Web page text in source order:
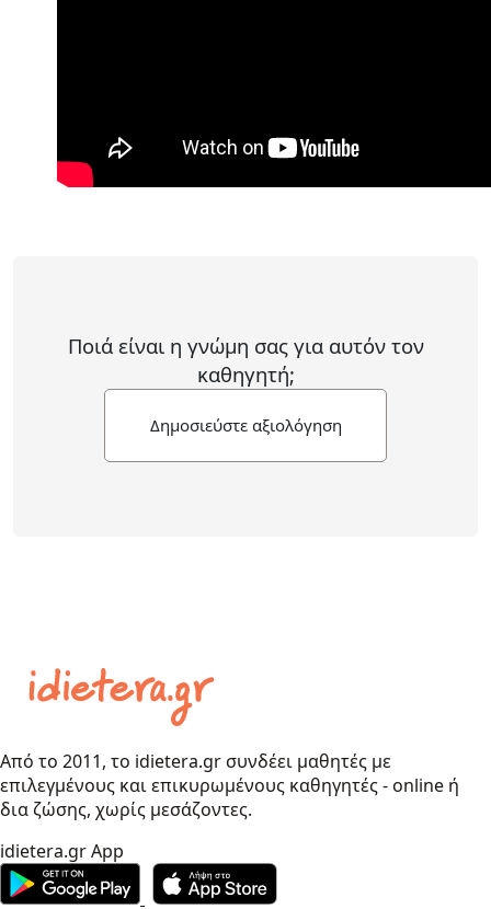
Ποιά είναι η γνώμη σας για αυτόν τον
καθηγητή;
Δημοσιεύστε αξιολόγηση
Από το 2011, το idietera.gr συνδέει μαθητές με
επιλεγμένους και επικυρωμένους καθηγητές - online ή
δια ζώσης, χωρίς μεσάζοντες.
idietera.gr App